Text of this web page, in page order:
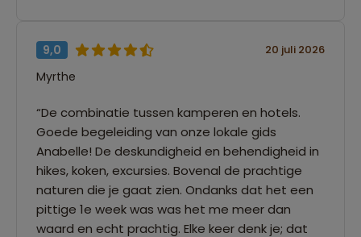
9,0 20 juli 2026
Myrthe
“De combinatie tussen kamperen en hotels.
Goede begeleiding van onze lokale gids
Anabelle! De deskundigheid en behendigheid in
hikes, koken, excursies. Bovenal de prachtige
naturen die je gaat zien. Ondanks dat het een
pittige 1e week was was het me meer dan
waard en echt prachtig. Elke keer denk je; dat